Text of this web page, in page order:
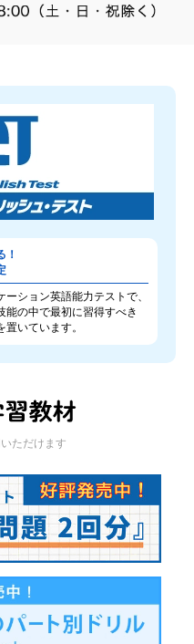
！
ション英語能力テストで、
能の中で最初に習得すべき
置いています。
ただけます